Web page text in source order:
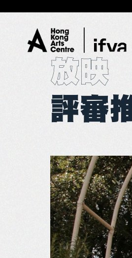
01
概覽
02
放映
04
大師班
05
購票須知
放映
評審